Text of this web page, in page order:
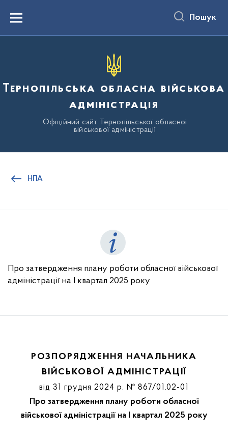
вмістуMenu Пошук
Тернопільська обласна військова
адміністрація
Офіційний сайт Тернопільської обласної
військової адміністрації
НПА
Про затвердження плану роботи обласної військової
адміністрації на І квартал 2025 року
РОЗПОРЯДЖЕННЯ НАЧАЛЬНИКА
ВІЙСЬКОВОЇ АДМІНІСТРАЦІЇ
від 31 грудня 2024 р. № 867/01.02-01
Про затвердження плану роботи обласної
військової адміністрації на І квартал 2025 року